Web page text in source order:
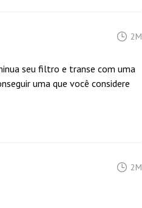
2M
seu filtro e transe com uma
uma que você considere
2M